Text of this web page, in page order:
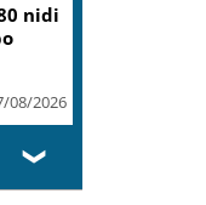
nidi
08/2026
❯